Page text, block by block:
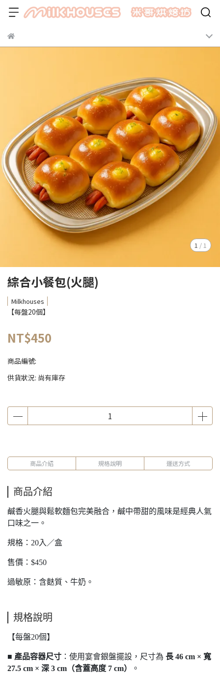
1 / 1
綜合小餐包(火腿)
Milkhouses
【每盤20個】
NT$450
商品編號:
供貨狀況: 尚有庫存
商品介紹 規格說明 運送方式
商品介紹
鹹香火腿與鬆軟麵包完美融合，鹹中帶甜的風味是經典人氣
口味之一。
規格：20入／盒
售價：$450
過敏原：含麩質、牛奶。
規格說明
【每盤20個】
■ 產品容器尺寸 ：使用宴會銀盤擺設，尺寸為 長 46 cm × 寬
27.5 cm × 深 3 cm（含蓋高度 7 cm）
。